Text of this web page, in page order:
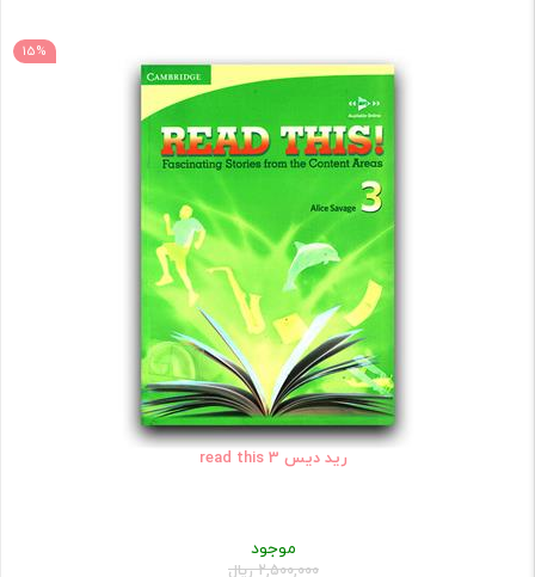
15%
رید دیس read this 3
موجود
2,500,000 ریال